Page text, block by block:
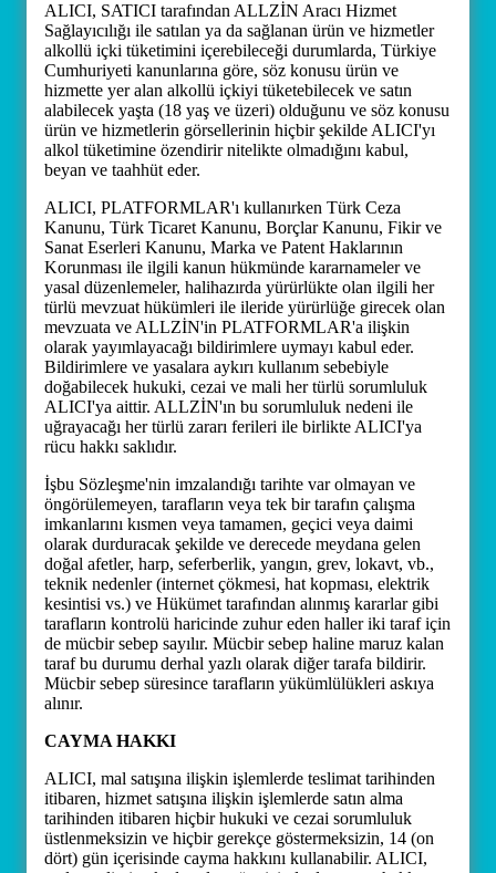
ALICI, SATICI tarafından ALLZİN Aracı Hizmet
Sağlayıcılığı ile satılan ya da sağlanan ürün ve hizmetler
alkollü içki tüketimini içerebileceği durumlarda, Türkiye
Cumhuriyeti kanunlarına göre, söz konusu ürün ve
hizmette yer alan alkollü içkiyi tüketebilecek ve satın
alabilecek yaşta (18 yaş ve üzeri) olduğunu ve söz konusu
ürün ve hizmetlerin görsellerinin hiçbir şekilde ALICI'yı
alkol tüketimine özendirir nitelikte olmadığını kabul,
beyan ve taahhüt eder.
ALICI, PLATFORMLAR'ı kullanırken Türk Ceza
Kanunu, Türk Ticaret Kanunu, Borçlar Kanunu, Fikir ve
Sanat Eserleri Kanunu, Marka ve Patent Haklarının
Korunması ile ilgili kanun hükmünde kararnameler ve
yasal düzenlemeler, halihazırda yürürlükte olan ilgili her
türlü mevzuat hükümleri ile ileride yürürlüğe girecek olan
mevzuata ve ALLZİN'in PLATFORMLAR'a ilişkin
olarak yayımlayacağı bildirimlere uymayı kabul eder.
Bildirimlere ve yasalara aykırı kullanım sebebiyle
doğabilecek hukuki, cezai ve mali her türlü sorumluluk
ALICI'ya aittir. ALLZİN'ın bu sorumluluk nedeni ile
uğrayacağı her türlü zararı ferileri ile birlikte ALICI'ya
rücu hakkı saklıdır.
İşbu Sözleşme'nin imzalandığı tarihte var olmayan ve
öngörülemeyen, tarafların veya tek bir tarafın çalışma
imkanlarını kısmen veya tamamen, geçici veya daimi
olarak durduracak şekilde ve derecede meydana gelen
doğal afetler, harp, seferberlik, yangın, grev, lokavt, vb.,
teknik nedenler (internet çökmesi, hat kopması, elektrik
kesintisi vs.) ve Hükümet tarafından alınmış kararlar gibi
tarafların kontrolü haricinde zuhur eden haller iki taraf için
de mücbir sebep sayılır. Mücbir sebep haline maruz kalan
taraf bu durumu derhal yazlı olarak diğer tarafa bildirir.
Mücbir sebep süresince tarafların yükümlülükleri askıya
alınır.
CAYMA HAKKI
ALICI, mal satışına ilişkin işlemlerde teslimat tarihinden
itibaren, hizmet satışına ilişkin işlemlerde satın alma
tarihinden itibaren hiçbir hukuki ve cezai sorumluluk
üstlenmeksizin ve hiçbir gerekçe göstermeksizin, 14 (on
dört) gün içerisinde cayma hakkını kullanabilir. ALICI,